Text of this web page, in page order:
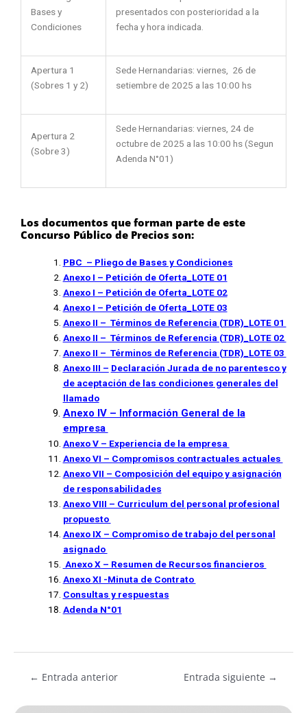
Bases y
Condiciones
presentados con posterioridad a la
fecha y hora indicada.
Apertura 1
(Sobres 1 y 2)
Sede Hernandarias: viernes, 26 de
setiembre de 2025 a las 10:00 hs
Apertura 2
(Sobre 3)
Sede Hernandarias: viernes, 24 de
octubre de 2025 a las 10:00 hs (Segun
Adenda N°01)
Los documentos que forman parte de este
Concurso Público de Precios son:
PBC – Pliego de Bases y Condiciones
Anexo I – Petición de Oferta_LOTE 01
Anexo I – Petición de Oferta_LOTE 02
Anexo I – Petición de Oferta_LOTE 03
Anexo II – Términos de Referencia (TDR)_LOTE 01
Anexo II – Términos de Referencia (TDR)_LOTE 02
Anexo II – Términos de Referencia (TDR)_LOTE 03
Anexo III – Declaración Jurada de no parentesco y
de aceptación de las condiciones generales del
llamado
Anexo IV – Información General de la
empresa
Anexo V – Experiencia de la empresa
Anexo VI – Compromisos contractuales actuales
Anexo VII – Composición del equipo y asignación
de responsabilidades
Anexo VIII – Curriculum del personal profesional
propuesto
Anexo IX – Compromiso de trabajo del personal
asignado
Anexo X – Resumen de Recursos financieros
Anexo XI -Minuta de Contrato
Consultas y respuestas
Adenda N°01
← Entrada anterior Entrada siguiente →